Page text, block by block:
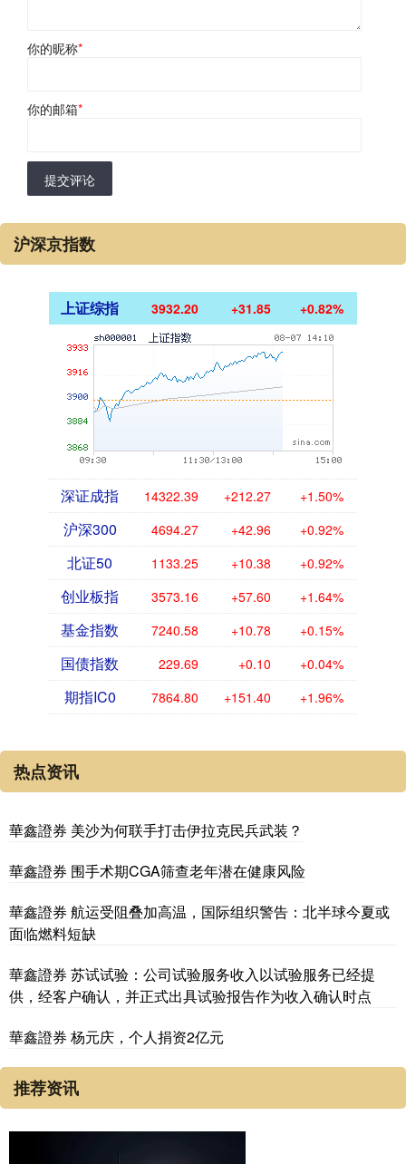
你的昵称*
你的邮箱*
提交评论
沪深京指数
上证综指 3932.20 +31.85 +0.82%
深证成指 14322.39 +212.27 +1.50%
沪深300 4694.27 +42.96 +0.92%
北证50 1133.25 +10.38 +0.92%
创业板指 3573.16 +57.60 +1.64%
基金指数 7240.58 +10.78 +0.15%
国债指数 229.69 +0.10 +0.04%
期指IC0 7864.80 +151.40 +1.96%
热点资讯
華鑫證券 美沙为何联手打击伊拉克民兵武装？
華鑫證券 围手术期CGA筛查老年潜在健康风险
華鑫證券 航运受阻叠加高温，国际组织警告：北半球今夏或
面临燃料短缺
華鑫證券 苏试试验：公司试验服务收入以试验服务已经提
供，经客户确认，并正式出具试验报告作为收入确认时点
華鑫證券 杨元庆，个人捐资2亿元
推荐资讯